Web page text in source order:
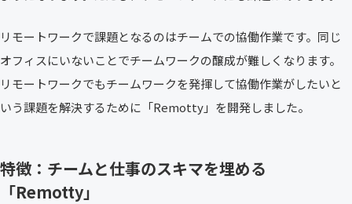
リモートワークで課題となるのはチームでの協働作業です。同じ
オフィスにいないことでチームワークの醸成が難しくなります。
リモートワークでもチームワークを発揮して協働作業がしたいと
いう課題を解決するために「Remotty」を開発しました。
特徴：チームと仕事のスキマを埋める
「Remotty」